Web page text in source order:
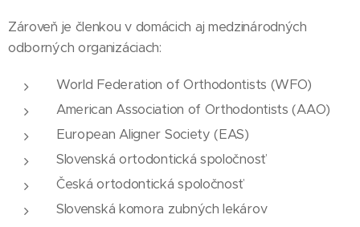
Zároveň je členkou v domácich aj medzinárodných
odborných organizáciach:
World Federation of Orthodontists (WFO)
American Association of Orthodontists (AAO)
European Aligner Society (EAS)
Slovenská ortodontická spoločnosť
Česká ortodontická spoločnosť
Slovenská komora zubných lekárov